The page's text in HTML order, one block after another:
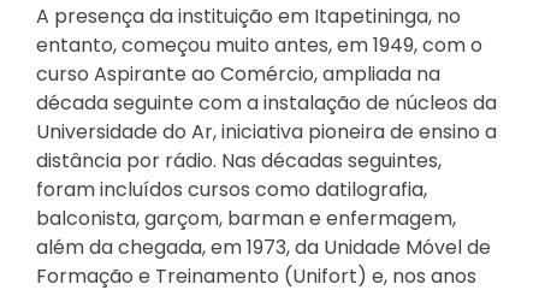
A presença da instituição em Itapetininga, no
entanto, começou muito antes, em 1949, com o
curso Aspirante ao Comércio, ampliada na
década seguinte com a instalação de núcleos da
Universidade do Ar, iniciativa pioneira de ensino a
distância por rádio. Nas décadas seguintes,
foram incluídos cursos como datilografia,
balconista, garçom, barman e enfermagem,
além da chegada, em 1973, da Unidade Móvel de
Formação e Treinamento (Unifort) e, nos anos